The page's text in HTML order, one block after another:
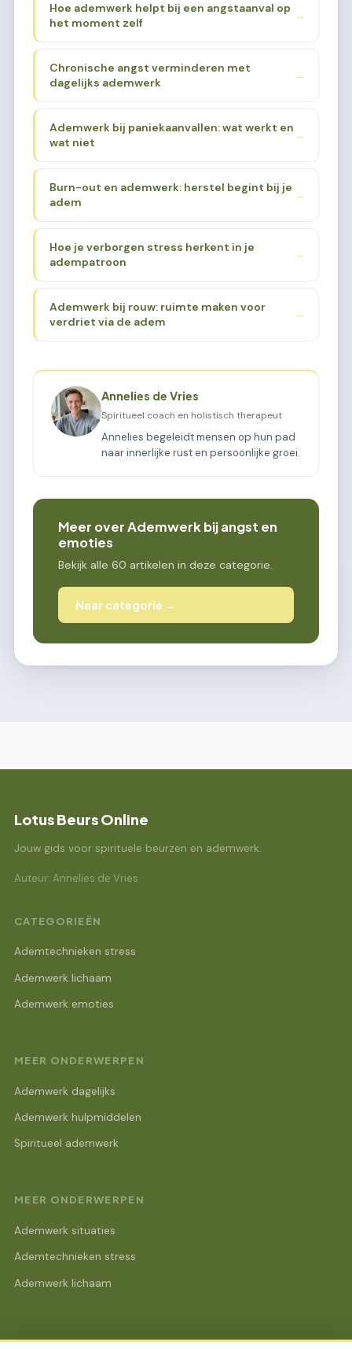
Hoe ademwerk helpt bij een angstaanval op
het moment zelf
→
Chronische angst verminderen met
dagelijks ademwerk
→
Ademwerk bij paniekaanvallen: wat werkt en
wat niet
→
Burn-out en ademwerk: herstel begint bij je
adem
→
Hoe je verborgen stress herkent in je
adempatroon
→
Ademwerk bij rouw: ruimte maken voor
verdriet via de adem
→
Annelies de Vries
Spiritueel coach en holistisch therapeut
Annelies begeleidt mensen op hun pad
naar innerlijke rust en persoonlijke groei.
Meer over Ademwerk bij angst en
emoties
Bekijk alle 60 artikelen in deze categorie.
Naar categorie →
Lotus Beurs Online
Jouw gids voor spirituele beurzen en ademwerk.
Auteur: Annelies de Vries
CATEGORIEËN
Ademtechnieken stress
Ademwerk lichaam
Ademwerk emoties
MEER ONDERWERPEN
Ademwerk dagelijks
Ademwerk hulpmiddelen
Spiritueel ademwerk
MEER ONDERWERPEN
Ademwerk situaties
Ademtechnieken stress
Ademwerk lichaam